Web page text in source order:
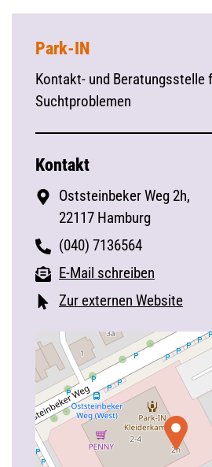
Park-IN
Kontakt- und Beratungsstelle
Suchtproblemen
Kontakt
Oststeinbeker Weg 2h,
22117 Hamburg
(040) 7136564
E-Mail schreiben
Zur externen Website